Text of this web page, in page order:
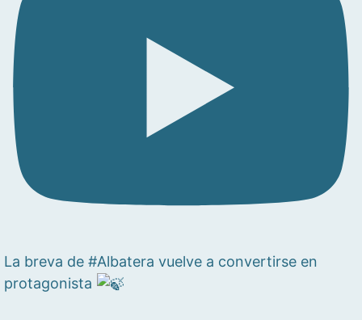
La breva de #Albatera vuelve a convertirse en
protagonista